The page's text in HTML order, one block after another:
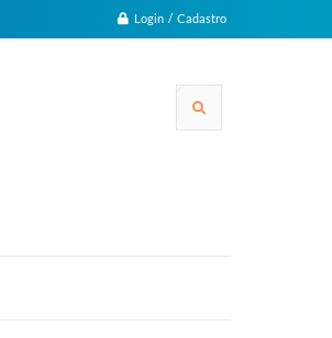
Login / Cadastro